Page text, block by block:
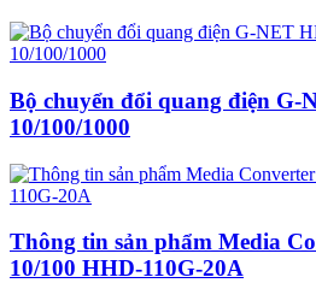
Bộ chuyển đổi quang điện G-
10/100/1000
Thông tin sản phẩm Media
10/100 HHD-110G-20A